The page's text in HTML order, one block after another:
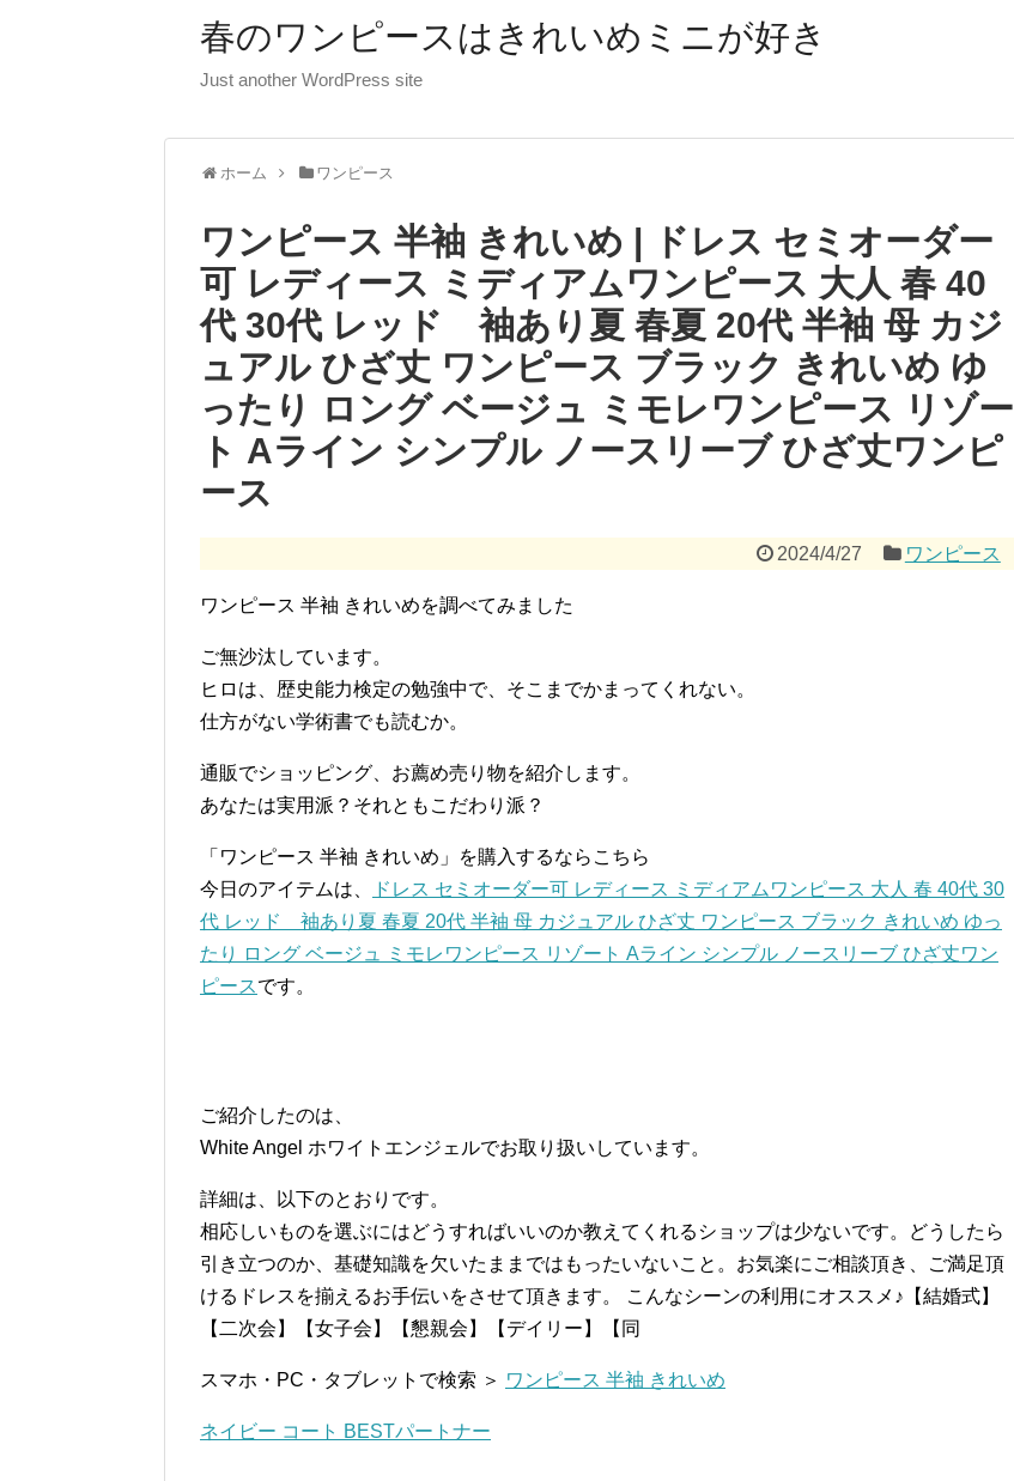
春のワンピースはきれいめミニが好き
Just another WordPress site
ホーム ワンピース
ワンピース 半袖 きれいめ | ドレス セミオーダー
可 レディース ミディアムワンピース 大人 春 40
代 30代 レッド 袖あり夏 春夏 20代 半袖 母 カジ
ュアル ひざ丈 ワンピース ブラック きれいめ ゆ
ったり ロング ベージュ ミモレワンピース リゾー
ト Aライン シンプル ノースリーブ ひざ丈ワンピ
ース
2024/4/27 ワンピース
ワンピース 半袖 きれいめを調べてみました
ご無沙汰しています。
ヒロは、歴史能力検定の勉強中で、そこまでかまってくれない。
仕方がない学術書でも読むか。
通販でショッピング、お薦め売り物を紹介します。
あなたは実用派？それともこだわり派？
「ワンピース 半袖 きれいめ」を購入するならこちら
今日のアイテムは、
ドレス セミオーダー可 レディース ミディアムワンピース 大人 春 40代 30
代 レッド 袖あり夏 春夏 20代 半袖 母 カジュアル ひざ丈 ワンピース ブラック きれいめ ゆっ
たり ロング ベージュ ミモレワンピース リゾート Aライン シンプル ノースリーブ ひざ丈ワン
ピースです。
ご紹介したのは、
White Angel ホワイトエンジェルでお取り扱いしています。
詳細は、以下のとおりです。
相応しいものを選ぶにはどうすればいいのか教えてくれるショップは少ないです。どうしたら
引き立つのか、基礎知識を欠いたままではもったいないこと。お気楽にご相談頂き、ご満足頂
けるドレスを揃えるお手伝いをさせて頂きます。 こんなシーンの利用にオススメ♪【結婚式】
【二次会】【女子会】【懇親会】【デイリー】【同
スマホ・PC・タブレットで検索 ＞ ワンピース 半袖 きれいめ
ネイビー コート BESTパートナー